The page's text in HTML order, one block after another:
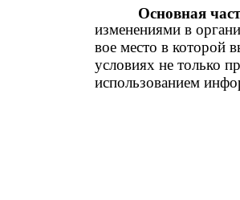
Основная
изменениями в
вое место в которой
условиях не только
использованием